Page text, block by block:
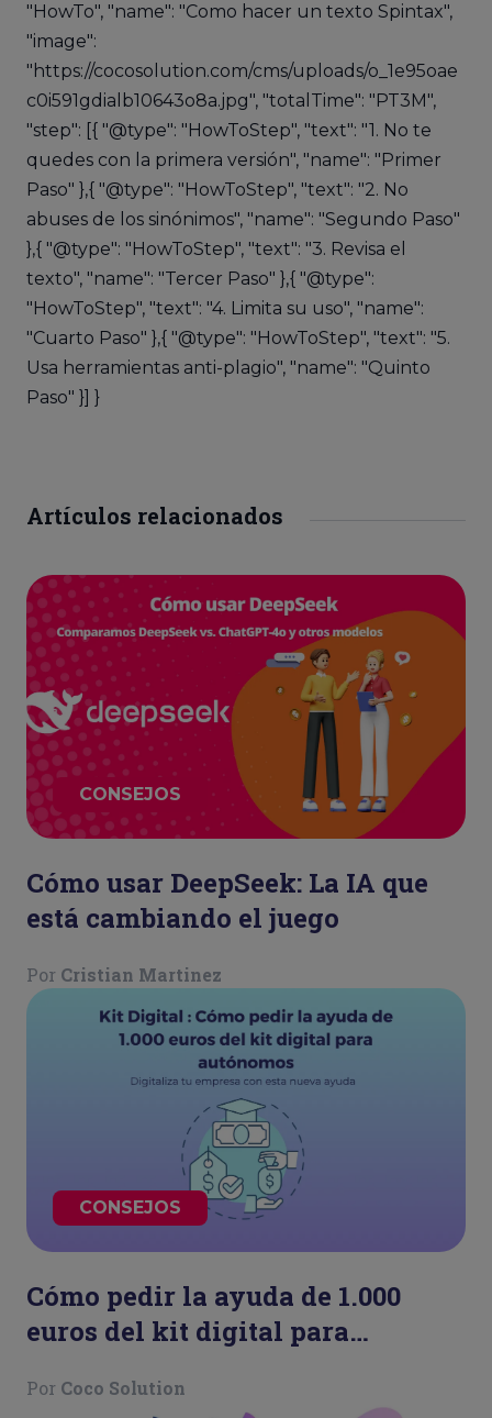
"HowTo", "name": "Como hacer un texto Spintax",
"image":
"https://cocosolution.com/cms/uploads/o_1e95oae
c0i591gdialb10643o8a.jpg", "totalTime": "PT3M",
"step": [{ "@type": "HowToStep", "text": "1. No te
quedes con la primera versión", "name": "Primer
Paso" },{ "@type": "HowToStep", "text": "2. No
abuses de los sinónimos", "name": "Segundo Paso"
},{ "@type": "HowToStep", "text": "3. Revisa el
texto", "name": "Tercer Paso" },{ "@type":
"HowToStep", "text": "4. Limita su uso", "name":
"Cuarto Paso" },{ "@type": "HowToStep", "text": "5.
Usa herramientas anti-plagio", "name": "Quinto
Paso" }] }
Artículos relacionados
CONSEJOS
Cómo usar DeepSeek: La IA que
está cambiando el juego
Por Cristian Martinez
CONSEJOS
Cómo pedir la ayuda de 1.000
euros del kit digital para
Por Coco Solution